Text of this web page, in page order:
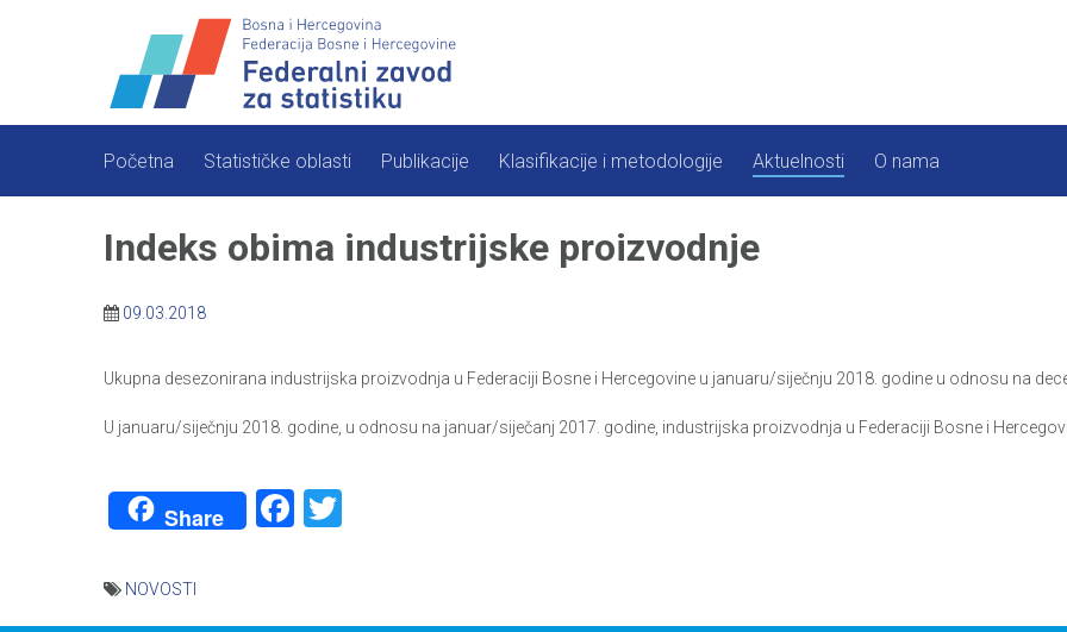
Početna Statističke oblasti Publikacije Klasifikacije i metodologije Aktuelnosti O nama
Indeks obima industrijske proizvodnje
09.03.2018
Ukupna desezonirana industrijska proizvodnja u Federaciji Bosne i Hercegovine u januaru/siječnju 2018. godine u odnosu na
U januaru/siječnju 2018. godine, u odnosu na januar/siječanj 2017. godine, industrijska proizvodnja u Federaciji Bosne i
Share Facebook
NOVOSTI